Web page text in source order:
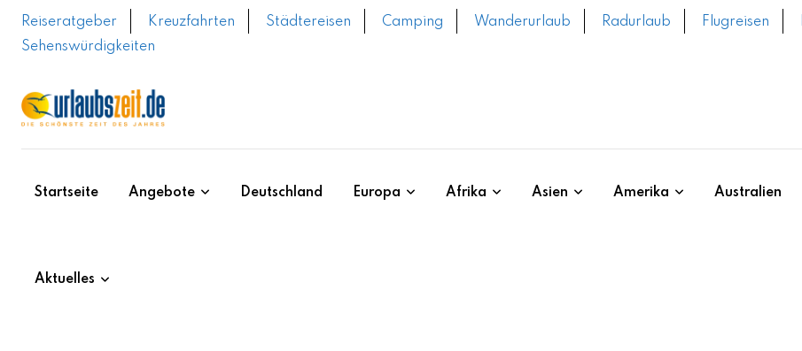
Skip
Reiseratgeber Kreuzfahrten Städtereisen Camping Wanderurlaub Radurlaub Flugreisen
Sehenswürdigkeiten
Startseite Angebote Deutschland Europa Afrika Asien Amerika Australien
Aktuelles